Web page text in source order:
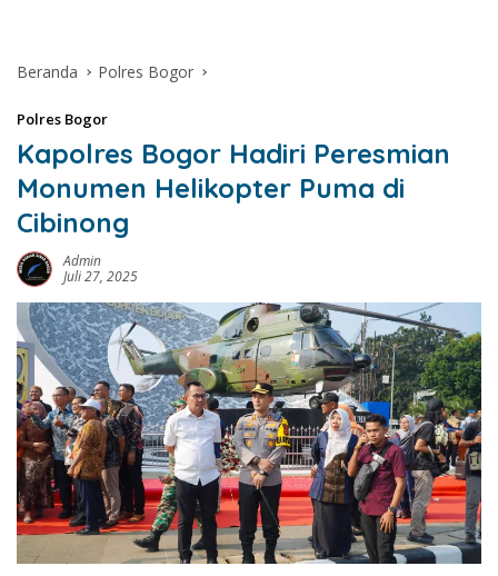
Beranda Polres Bogor
Polres Bogor
Kapolres Bogor Hadiri Peresmian
Monumen Helikopter Puma di
Cibinong
Admin
Juli 27, 2025